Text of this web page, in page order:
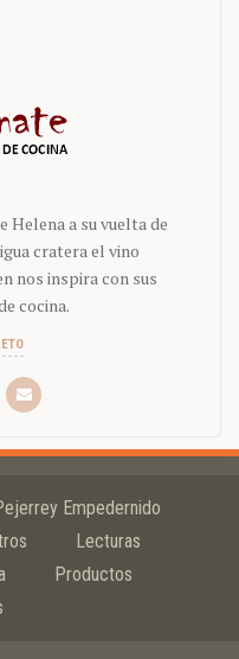
a su vuelta de
cratera el vino
nos inspira con sus
cocina.
Empedernido
Lecturas
Productos